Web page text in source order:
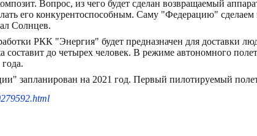
Вопрос, из чего будет сделан возвращаемый
его конкурентоспособным. Саму "Федерацию"
Солнцев.
РКК "Энергия" будет предназначен для доставки
до четырех человек. В режиме автономного
запланирован на 2021 год. Первый пилотируемый